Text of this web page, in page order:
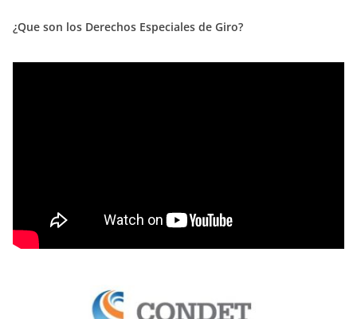
¿Que son los Derechos Especiales de Giro?